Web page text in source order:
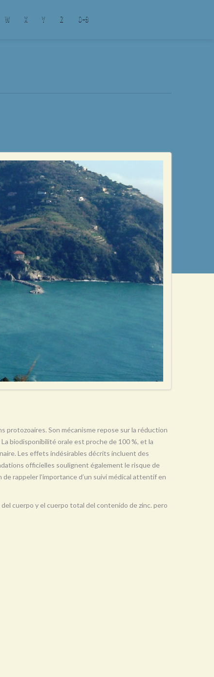
W X Y Z 0-9
protozoaires. Son mécanisme repose sur la réduction
biodisponibilité orale est proche de 100 %, et la
Les effets indésirables décrits incluent des
officielles soulignent également le risque de
rappeler l’importance d’un suivi médical attentif en
cuerpo y el cuerpo total del contenido de zinc. pero